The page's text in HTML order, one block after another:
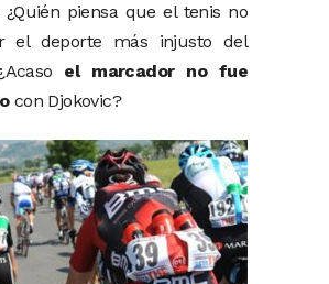
piensa que el tenis no
el deporte más injusto del
el marcador no fue
con Djokovic?